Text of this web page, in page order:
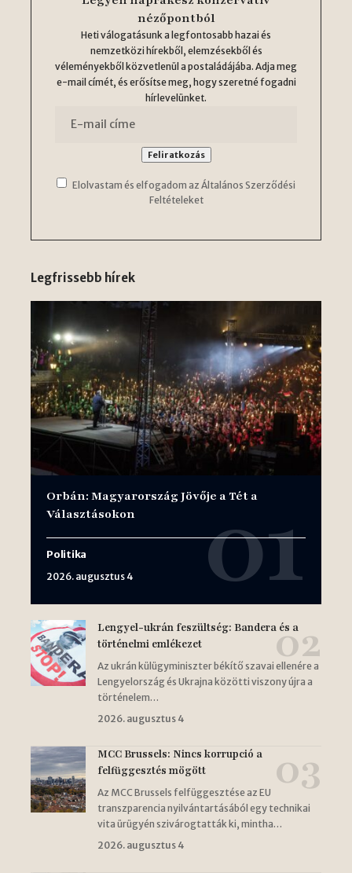
nézőpontból
Heti válogatásunk a legfontosabb hazai és
nemzetközi hírekből, elemzésekből és
véleményekből közvetlenül a postaládájába. Adja meg
e-mail címét, és erősítse meg, hogy szeretné fogadni
hírlevelünket.
Elolvastam és elfogadom az Általános Szerződési
Feltételeket
Legfrissebb hírek
Orbán: Magyarország Jövője a Tét a
Választásokon
Politika
2026. augusztus 4
Lengyel-ukrán feszültség: Bandera és a
történelmi emlékezet
Az ukrán külügyminiszter békítő szavai ellenére a
Lengyelország és Ukrajna közötti viszony újra a
történelem…
2026. augusztus 4
MCC Brussels: Nincs korrupció a
felfüggesztés mögött
Az MCC Brussels felfüggesztése az EU
transzparencia nyilvántartásából egy technikai
vita ürügyén szivárogtatták ki, mintha…
2026. augusztus 4